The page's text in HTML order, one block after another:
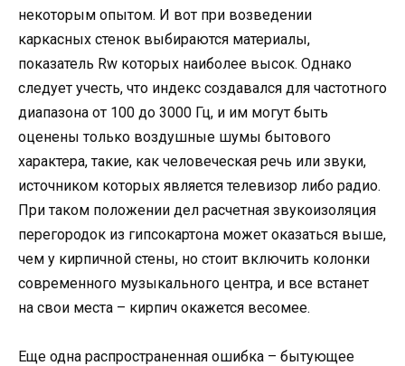
некоторым опытом. И вот при возведении
каркасных стенок выбираются материалы,
показатель Rw которых наиболее высок. Однако
следует учесть, что индекс создавался для частотного
диапазона от 100 до 3000 Гц, и им могут быть
оценены только воздушные шумы бытового
характера, такие, как человеческая речь или звуки,
источником которых является телевизор либо радио.
При таком положении дел расчетная звукоизоляция
перегородок из гипсокартона может оказаться выше,
чем у кирпичной стены, но стоит включить колонки
современного музыкального центра, и все встанет
на свои места – кирпич окажется весомее.
Еще одна распространенная ошибка – бытующее